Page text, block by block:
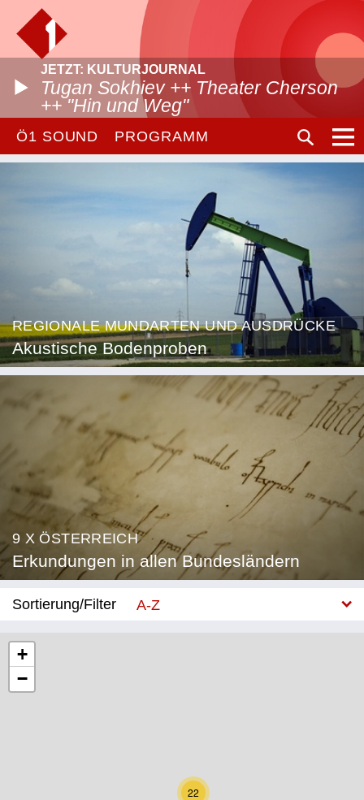
JETZT: KULTURJOURNAL
Tugan Sokhiev ++ Theater Cherson
++ "Hin und Weg"
Ö1 SOUND PROGRAMM
REGIONALE MUNDARTEN UND AUSDRÜCKE
Akustische Bodenproben
9 X ÖSTERREICH
Erkundungen in allen Bundesländern
Sortierung/Filter
A-Z
Niederösterreich
22
+
−